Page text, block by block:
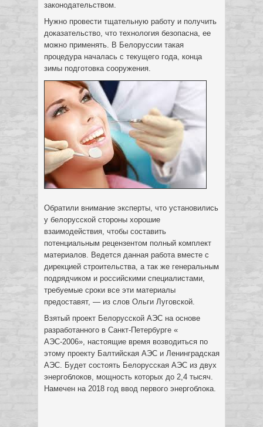
законодательством.
Нужно провести тщательную работу и получить
доказательство, что технология безопасна, ее
можно применять. В Белоруссии такая
процедура началась с текущего года, конца
зимы подготовка сооружения.
Обратили внимание эксперты, что установились
у белорусской стороны хорошие
взаимодействия, чтобы составить
потенциальным рецензентом полный комплект
материалов. Ведется данная работа вместе с
дирекцией строительства, а так же генеральным
подрядчиком и российскими специалистами,
требуемые сроки все эти материалы
предоставят, — из слов Ольги Луговской.
Взятый проект Белорусской АЭС на основе
разработанного в Санкт-Петербурге «
АЭС-2006», настоящие время возводиться по
этому проекту Балтийская АЭС и Ленинградская
АЭС. Будет состоять Белорусская АЭС из двух
энергоблоков, мощность которых до 2,4 тысяч.
Намечен на 2018 год ввод первого энергоблока.